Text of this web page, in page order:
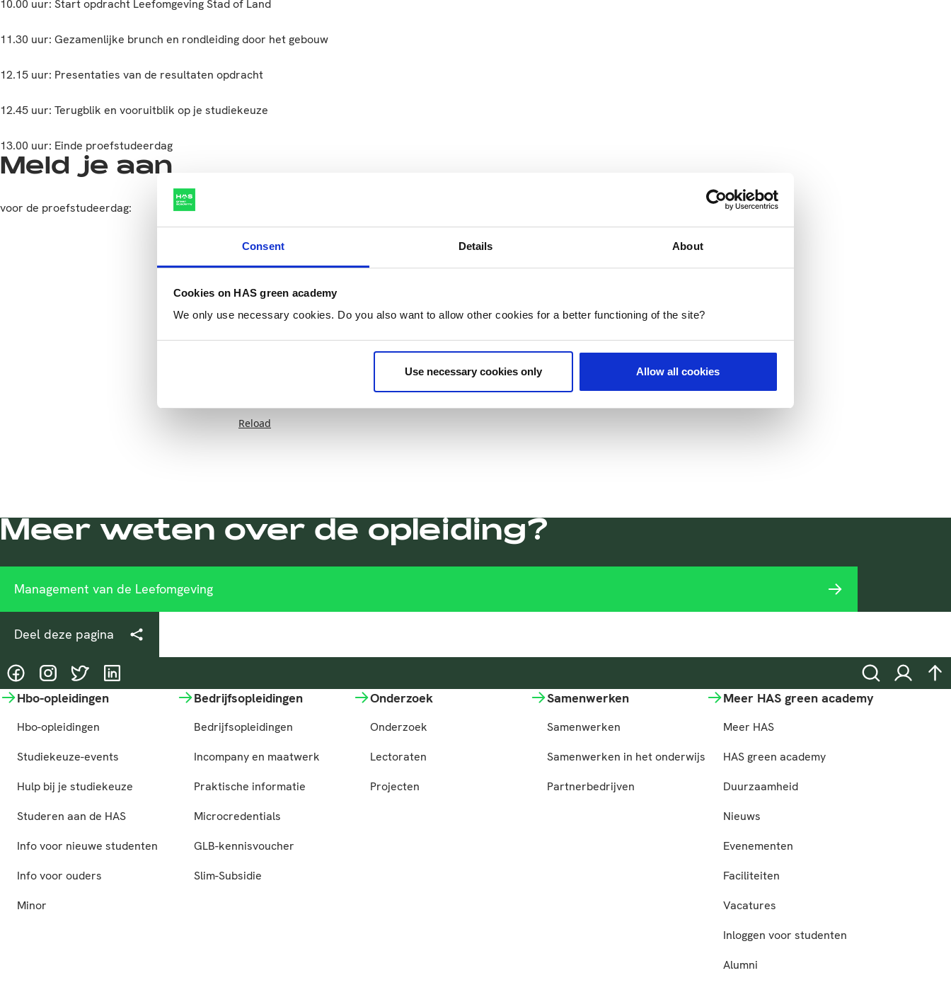
Consent Details About
Cookies on HAS green academy
We only use necessary cookies. Do you also want to allow other cookies for a better functioning of the site?
Use necessary cookies only Allow all cookies
10.00 uur: Start opdracht Leefomgeving Stad of Land
11.30 uur: Gezamenlijke brunch en rondleiding door het gebouw​
12.15 uur: Presentaties van de resultaten opdracht
12.45 uur: Terugblik en vooruitblik op je studiekeuze​
13.00 uur: Einde proefstudeerdag
Meld je aan
voor de proefstudeerdag:
Reload
Meer weten over de opleiding?
Management van de Leefomgeving
Deel deze pagina
@HASgreenacademy
@HASgreenacademy
@greenacademyHAS
@HASgreenacademy ZoekenInloggen
Hbo-opleidingen
Hbo-opleidingen
Studiekeuze-events
Hulp bij je studiekeuze
Studeren aan de HAS
Info voor nieuwe studenten
Info voor ouders
Minor
Bedrijfsopleidingen
Bedrijfsopleidingen
Incompany en maatwerk
Praktische informatie
Microcredentials
GLB-kennisvoucher
Slim-Subsidie
Onderzoek
Onderzoek
Lectoraten
Projecten
Samenwerken
Samenwerken
Samenwerken in het onderwijs
Partnerbedrijven
Meer HAS green academy
Meer HAS
HAS green academy
Duurzaamheid
Nieuws
Evenementen
Faciliteiten
Vacatures
Inloggen voor studenten
Alumni